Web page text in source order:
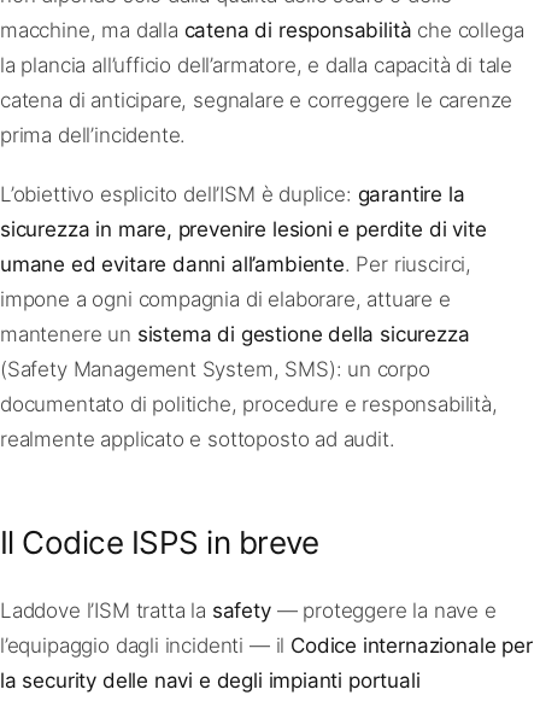
macchine, ma dalla catena di responsabilità che collega
la plancia all’ufficio dell’armatore, e dalla capacità di tale
catena di anticipare, segnalare e correggere le carenze
prima dell’incidente.
L’obiettivo esplicito dell’ISM è duplice: garantire la
sicurezza in mare, prevenire lesioni e perdite di vite
umane ed evitare danni all’ambiente. Per riuscirci,
impone a ogni compagnia di elaborare, attuare e
mantenere un sistema di gestione della sicurezza
(Safety Management System, SMS): un corpo
documentato di politiche, procedure e responsabilità,
realmente applicato e sottoposto ad audit.
Il Codice ISPS in breve
Laddove l’ISM tratta la safety— proteggere la nave e
l’equipaggio dagli incidenti — il Codice internazionale per
la security delle navi e degli impianti portuali